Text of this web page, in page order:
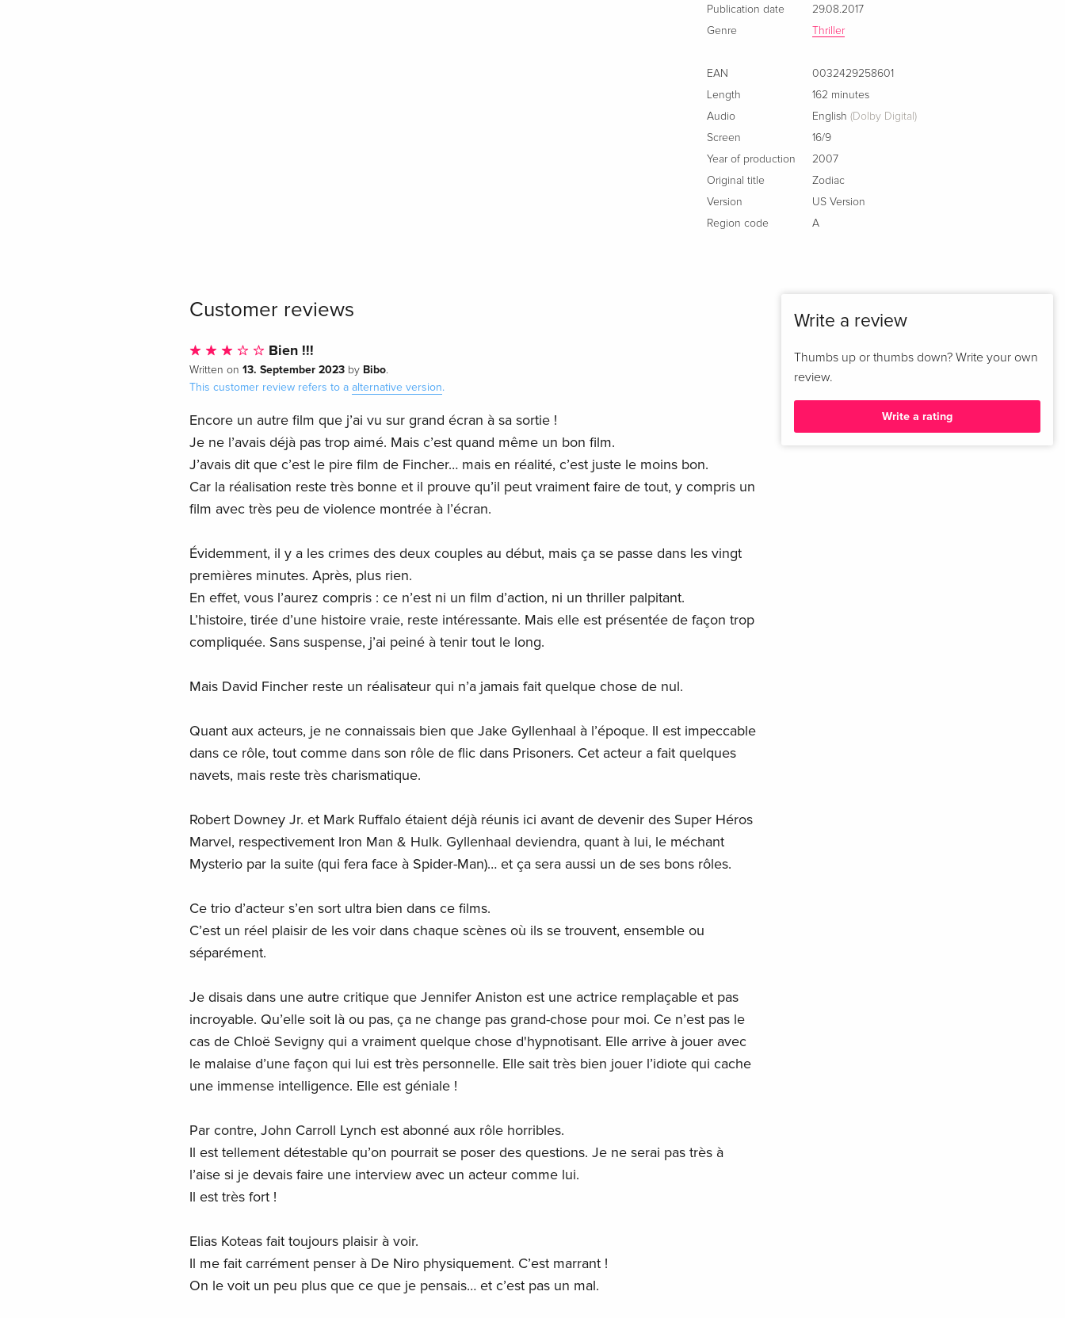
4K Ultra HD + Blu-ray
French
Director's Cut
French
Limited Edition, Steelbook
Publication date
29.08.2017
Genre
Thriller
EAN
0032429258601
Length
162 minutes
Audio
English (Dolby Digital)
Screen
16/9
Year of production
2007
Original title
Zodiac
Version
US Version
Region code
A
Customer reviews
Bien !!!
Written on 13. September 2023by Bibo.
This customer review refers to a alternative version.
Encore un autre film que j’ai vu sur grand écran à sa sortie !
Je ne l’avais déjà pas trop aimé. Mais c’est quand même un bon film.
J’avais dit que c’est le pire film de Fincher… mais en réalité, c’est juste le moins bon.
Car la réalisation reste très bonne et il prouve qu’il peut vraiment faire de tout, y compris un
film avec très peu de violence montrée à l’écran.
Évidemment, il y a les crimes des deux couples au début, mais ça se passe dans les vingt
premières minutes. Après, plus rien.
En effet, vous l’aurez compris : ce n’est ni un film d’action, ni un thriller palpitant.
L’histoire, tirée d’une histoire vraie, reste intéressante. Mais elle est présentée de façon trop
compliquée. Sans suspense, j’ai peiné à tenir tout le long.
Mais David Fincher reste un réalisateur qui n’a jamais fait quelque chose de nul.
Quant aux acteurs, je ne connaissais bien que Jake Gyllenhaal à l’époque. Il est impeccable
dans ce rôle, tout comme dans son rôle de flic dans Prisoners. Cet acteur a fait quelques
navets, mais reste très charismatique.
Robert Downey Jr. et Mark Ruffalo étaient déjà réunis ici avant de devenir des Super Héros
Marvel, respectivement Iron Man & Hulk. Gyllenhaal deviendra, quant à lui, le méchant
Mysterio par la suite (qui fera face à Spider-Man)… et ça sera aussi un de ses bons rôles.
Ce trio d’acteur s’en sort ultra bien dans ce films.
C’est un réel plaisir de les voir dans chaque scènes où ils se trouvent, ensemble ou
séparément.
Je disais dans une autre critique que Jennifer Aniston est une actrice remplaçable et pas
incroyable. Qu’elle soit là ou pas, ça ne change pas grand-chose pour moi. Ce n’est pas le
cas de Chloë Sevigny qui a vraiment quelque chose d'hypnotisant. Elle arrive à jouer avec
le malaise d’une façon qui lui est très personnelle. Elle sait très bien jouer l’idiote qui cache
une immense intelligence. Elle est géniale !
Par contre, John Carroll Lynch est abonné aux rôle horribles.
Il est tellement détestable qu’on pourrait se poser des questions. Je ne serai pas très à
l’aise si je devais faire une interview avec un acteur comme lui.
Il est très fort !
Elias Koteas fait toujours plaisir à voir.
Il me fait carrément penser à De Niro physiquement. C’est marrant !
On le voit un peu plus que ce que je pensais… et c’est pas un mal.
Write a review
Thumbs up or thumbs down? Write your own
review.
Write a rating